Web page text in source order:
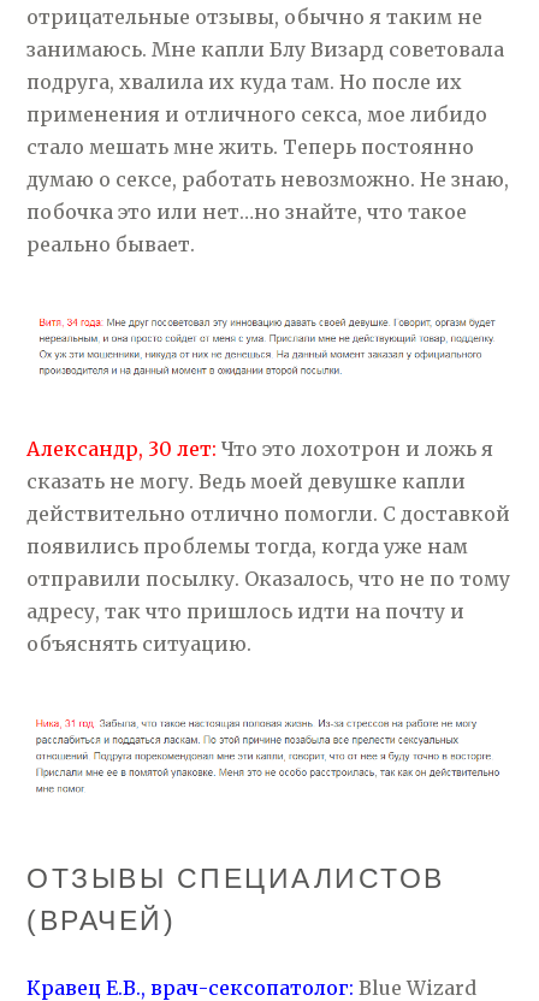
отрицательные отзывы, обычно я таким не
занимаюсь. Мне капли Блу Визард советовала
подруга, хвалила их куда там. Но после их
применения и отличного секса, мое либидо
стало мешать мне жить. Теперь постоянно
думаю о сексе, работать невозможно. Не знаю,
побочка это или нет…но знайте, что такое
реально бывает.
Александр, 30 лет: Что это лохотрон и ложь я
сказать не могу. Ведь моей девушке капли
действительно отлично помогли. С доставкой
появились проблемы тогда, когда уже нам
отправили посылку. Оказалось, что не по тому
адресу, так что пришлось идти на почту и
объяснять ситуацию.
ОТЗЫВЫ СПЕЦИАЛИСТОВ
(ВРАЧЕЙ)
Кравец Е.В., врач-сексопатолог:Blue Wizard